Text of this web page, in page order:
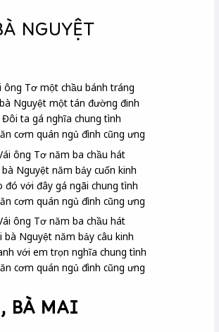
NGUYỆT
ông Tơ một chầu bánh tráng
Nguyệt một tán đường đinh
Đôi ta gá nghĩa chung tình
cơm quán ngủ đình cũng ưng
ông Tơ năm ba chầu hát
bà Nguyệt năm bảy cuốn kinh
đó với đây gá ngãi chung tình
cơm quán ngủ đình cũng ưng
ông Tơ năm ba chầu hát
bà Nguyệt năm bảy câu kinh
với em trọn nghĩa chung tình
cơm quán ngủ đình cũng ưng
BÀ MAI